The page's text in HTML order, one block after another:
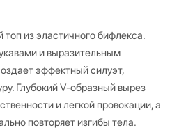
из эластичного бифлекса.
и выразительным
эффектный силуэт,
Глубокий V-образный вырез
и легкой провокации, а
повторяет изгибы тела.